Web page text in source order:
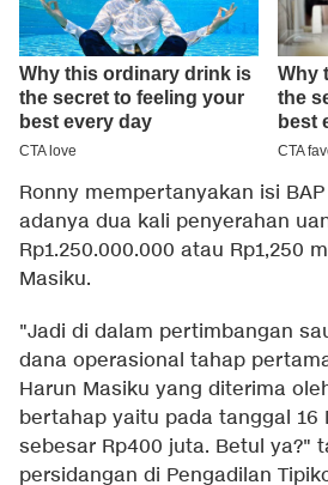
Ronny mempertanyakan isi
adanya dua kali penyerahan
Rp1.250.000.000 atau Rp1,250
Masiku.
"Jadi di dalam pertimbangan
dana operasional tahap
Harun Masiku yang diterima
bertahap yaitu pada tanggal 16
sebesar Rp400 juta. Betul ya?"
persidangan di Pengadilan